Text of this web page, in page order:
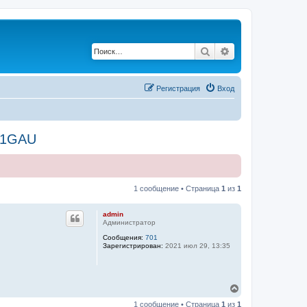
Поиск
Вход
Регистрация
1 сообщение • Страница 1 из 1
admin
Администратор
Сообщения: 701
Зарегистрирован: 2021 июл 29, 13:35
1 сообщение • Страница 1 из 1